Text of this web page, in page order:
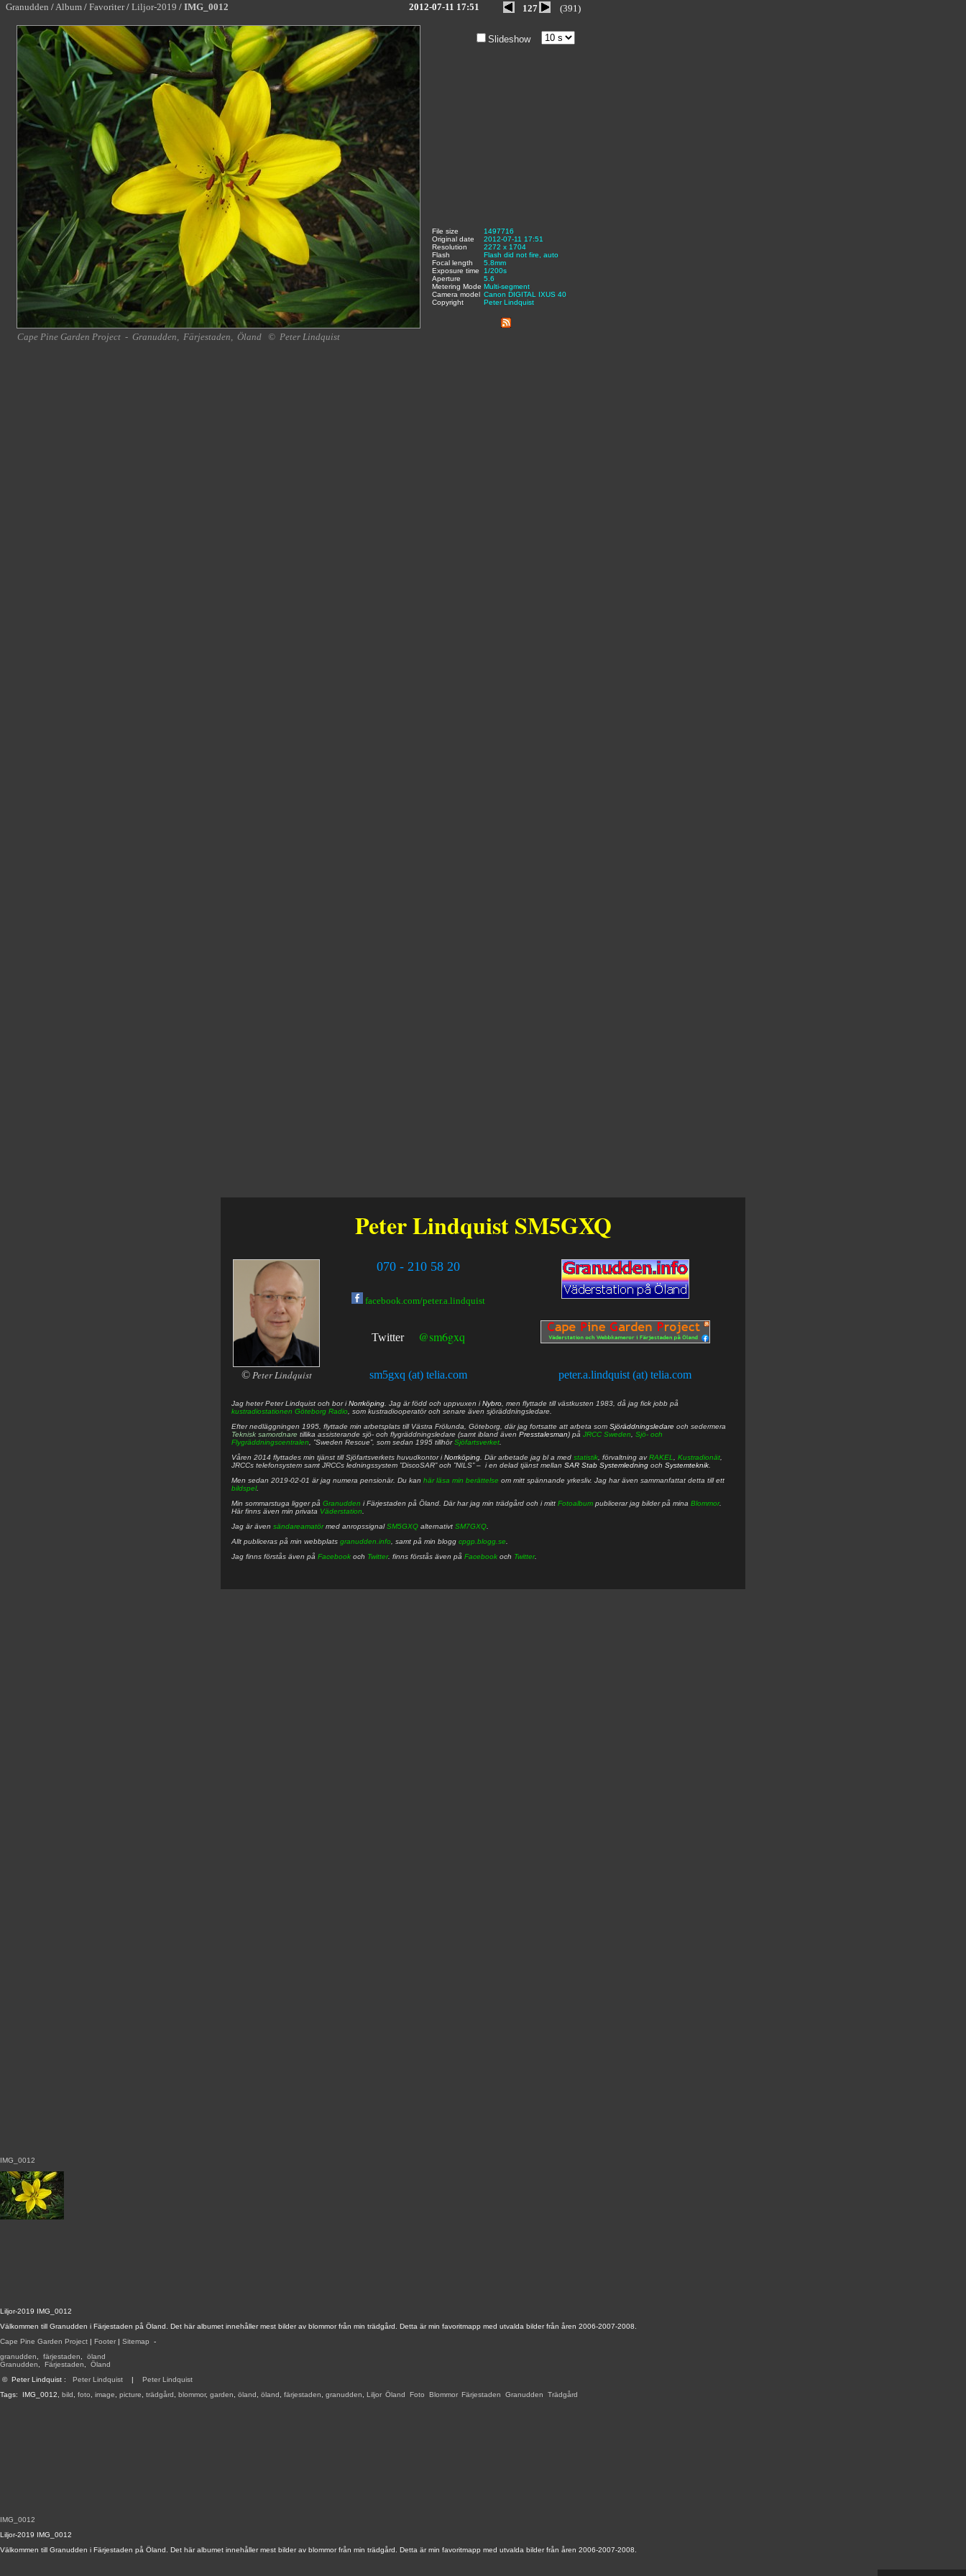
Granudden /Album / Favoriter / Liljor-2019 / IMG_0012 2012-07-11 17:51 127 (391)
Slideshow
Liljor-2019 IMG_0012
Välkommen till Granudden i Färjestaden på Öland. Det här albumet innehåller mest bilder av blommor från min trädgård. Detta är min favoritmapp med utvalda bilder från åren 2006-2007-2008.
Cape Pine Garden Project | Footer | Sitemap -
granudden
färjestaden
öland
Granudden
Färjestaden
Öland
© Peter Lindquist : Peter Lindquist | Peter Lindquist
Tags: IMG_0012 bild foto image picture trädgård blommor, garden öland öland färjestaden granudden Liljor, Öland Foto Blommor, Färjestaden Granudden Trädgård
IMG_0012
File size 1497716
Original date
2012-07-11 17:51
Resolution
2272 x 1704
Flash
Flash did not fire, auto
Focal length
5.8mm
Exposure time
1/200s
Aperture
5.6
Metering Mode Multi-segment
Camera model Canon DIGITAL IXUS 40
Copyright
Peter Lindquist
IMG_0012
Liljor-2019 IMG_0012
Välkommen till Granudden i Färjestaden på Öland. Det här albumet innehåller mest bilder av blommor från min trädgård. Detta är min favoritmapp med utvalda bilder från åren 2006-2007-2008.
Cape Pine Garden Project - Granudden, Färjestaden, Öland © Peter Lindquist
Peter Lindquist SM5GXQ
© Peter Lindquist
070 - 210 58 20
facebook.com/peter.a.lindquist
Twitter @sm6gxq
sm5gxq (at) telia.com peter.a.lindquist (at) telia.com
Jag heterPeter Lindquist och bor iNorrköping . Jag är född och uppvuxen iNybro , men flyttade till västkusten 1983, då jag fick jobb på
kustradiostationen Göteborg Radio , som kustradiooperatör och senare även sjöräddningsledare.
Efter nedläggningen 1995, flyttade min arbetsplats till Västra Frölunda, Göteborg, där jag fortsatte att arbeta som Sjöräddningsledare och sedermera
Teknisk samordnare tillika assisterande sjö- och flygräddningsledare (samt ibland även Presstalesman) på JRCC Sweden
Sjö- och
Flygräddningscentralen , ”Sweden Rescue”, som sedan 1995 tillhörSjöfartsverket
Våren 2014 flyttades min tjänst till Sjöfartsverkets huvudkontor iNorrköping . Där arbetade jag bl a med statistik , förvaltning avRAKEL Kustradionät
JRCCs telefonsystem samt JRCCs ledningssystem ”DiscoSAR” och ”NILS” – i en delad tjänst mellan SAR Stab Systemledning och Systemteknik
Men sedan 2019-02-01 är jag numera pensionär. Du kan här läsa min berättelse om mitt spännande yrkesliv. Jag har även sammanfattat detta till ett
bildspel.
Min sommarstuga ligger på Granudden i Färjestaden på Öland. Där har jag min trädgård och i mitt Fotoalbum publicerar jag bilder på mina Blommor.
Här finns även min privata Väderstation
Jag är även sändareamatörmed anropssignalSM5GXQ alternativt SM7GXQ
Allt publiceras på min webbplats granudden.info , samt på min blogg cpgp.blogg.se
Jag finns förstås även på Facebook och Twitter. finns förstås även på Facebook och Twitter.